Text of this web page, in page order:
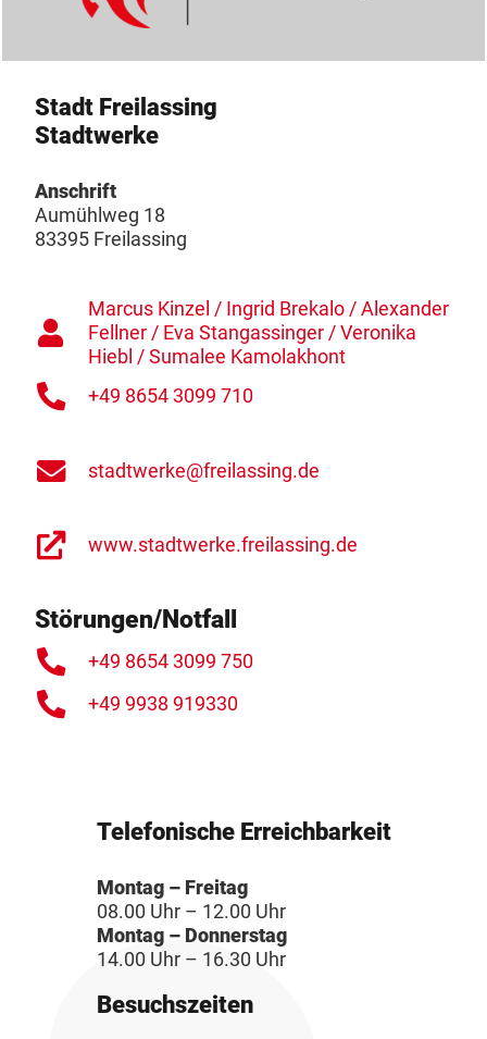
Stadt Freilassing
Stadtwerke
Anschrift
Aumühlweg 18
83395 Freilassing
Marcus Kinzel / Ingrid Brekalo / Alexander
Fellner / Eva Stangassinger / Veronika
Hiebl / Sumalee Kamolakhont
+49 8654 3099 710
stadtwerke@freilassing.de
www.stadtwerke.freilassing.de
Störungen/Notfall
+49 8654 3099 750
+49 9938 919330
Telefonische Erreichbarkeit
Montag – Freitag
08.00 Uhr – 12.00 Uhr
Montag – Donnerstag
14.00 Uhr – 16.30 Uhr
Besuchszeiten